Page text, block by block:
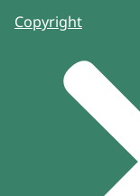
Copyright